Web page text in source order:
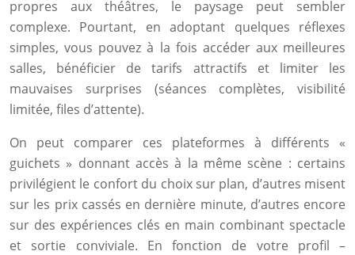
propres aux théâtres, le paysage peut sembler
complexe. Pourtant, en adoptant quelques réflexes
simples, vous pouvez à la fois accéder aux meilleures
salles, bénéficier de tarifs attractifs et limiter les
mauvaises surprises (séances complètes, visibilité
limitée, files d’attente).
On peut comparer ces plateformes à différents «
guichets » donnant accès à la même scène : certains
privilégient le confort du choix sur plan, d’autres misent
sur les prix cassés en dernière minute, d’autres encore
sur des expériences clés en main combinant spectacle
et sortie conviviale. En fonction de votre profil –